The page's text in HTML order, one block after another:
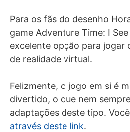
Para os fãs do desenho
game Adventure Time: I
excelente opção para jogar
de realidade virtual.
Felizmente, o jogo em si é
divertido, o que nem
adaptações deste tipo.
através deste link.